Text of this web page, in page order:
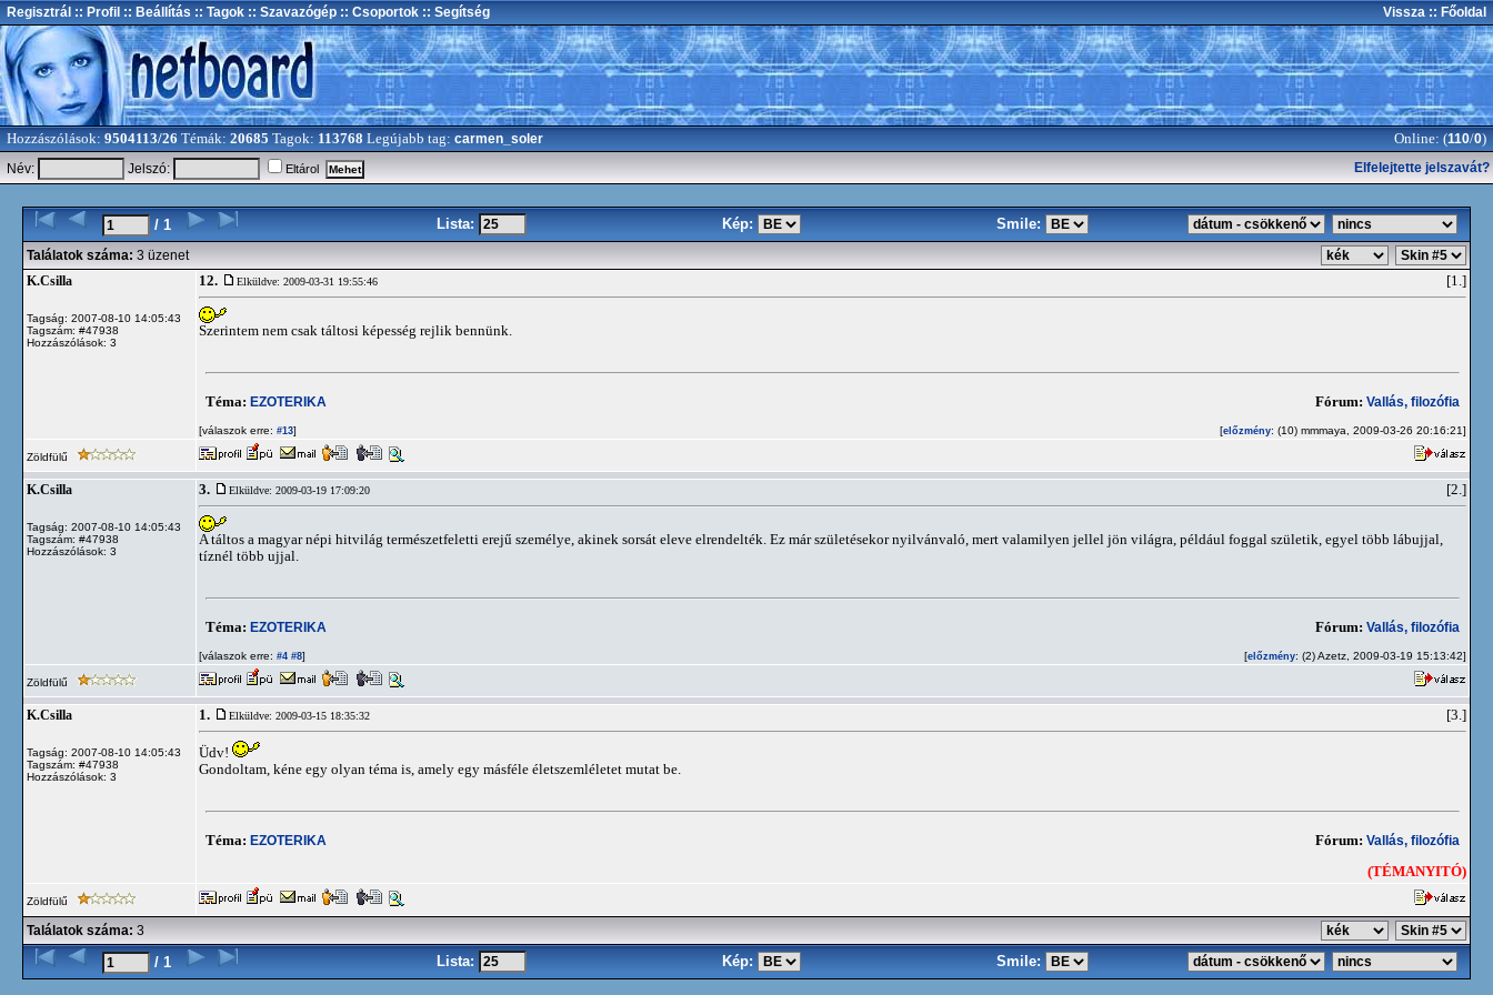
Regisztrál :: Profil :: Beállítás :: Tagok :: Szavazógép :: Csoportok :: Segítség Vissza :: Főoldal
Hozzászólások: 9504113/26 Témák: 20685 Tagok: 113768 Legújabb tag: carmen_soler Online: (110/0)
Név: Jelszó: Eltárol Elfelejtette jelszavát?
/ 1 Lista: Kép: Smile:
Találatok száma: 3 üzenet
K.Csilla
Tagság: 2007-08-10 14:05:43
Tagszám: #47938
Hozzászólások: 3
12. Elküldve: 2009-03-31 19:55:46 [1.]
Szerintem nem csak táltosi képesség rejlik bennünk.
Téma: EZOTERIKA Fórum: Vallás, filozófia
[válaszok erre: #13] [előzmény: (10) mmmaya, 2009-03-26 20:16:21]
Zöldfülű
K.Csilla
Tagság: 2007-08-10 14:05:43
Tagszám: #47938
Hozzászólások: 3
3. Elküldve: 2009-03-19 17:09:20 [2.]
A táltos a magyar népi hitvilág természetfeletti erejű személye, akinek sorsát eleve elrendelték. Ez már születésekor nyilvánvaló, mert valamilyen jellel jön világra, például foggal születik, egyel több lábujjal,
tíznél több ujjal.
Téma: EZOTERIKA Fórum: Vallás, filozófia
[válaszok erre: #4 #8] [előzmény: (2) Azetz, 2009-03-19 15:13:42]
Zöldfülű
K.Csilla
Tagság: 2007-08-10 14:05:43
Tagszám: #47938
Hozzászólások: 3
1. Elküldve: 2009-03-15 18:35:32 [3.]
Üdv!
Gondoltam, kéne egy olyan téma is, amely egy másféle életszemléletet mutat be.
Téma: EZOTERIKA Fórum: Vallás, filozófia
(TÉMANYITÓ)
Zöldfülű
Találatok száma: 3
/ 1 Lista: Kép: Smile: